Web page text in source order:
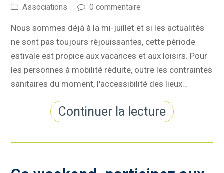
Associations
0 commentaire
Nous sommes déjà à la mi-juillet et si les actualités
ne sont pas toujours réjouissantes, cette période
estivale est propice aux vacances et aux loisirs. Pour
les personnes à mobilité réduite, outre les contraintes
sanitaires du moment, l'accessibilité des lieux…
Continuer la lecture